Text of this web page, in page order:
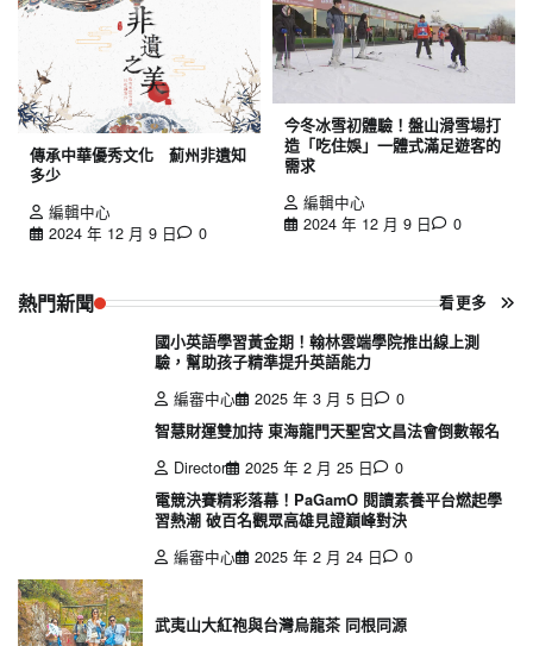
傳承中華優秀文化 薊州非遺知
多少
編輯中心
2024 年 12 月 9 日
0
今冬冰雪初體驗！盤山滑雪場打
造「吃住娛」一體式滿足遊客的
需求
編輯中心
2024 年 12 月 9 日
0
熱門新聞 看更多
國小英語學習黃金期！翰林雲端學院推出線上測
驗，幫助孩子精準提升英語能力
編審中心
2025 年 3 月 5 日
0
智慧財運雙加持 東海龍門天聖宮文昌法會倒數報名
Director
2025 年 2 月 25 日
0
電競決賽精彩落幕！PaGamO 閱讀素養平台燃起學
習熱潮 破百名觀眾高雄見證巔峰對決
編審中心
2025 年 2 月 24 日 0
武夷山大紅袍與台灣烏龍茶 同根同源